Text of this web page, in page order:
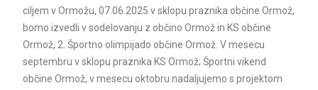
ciljem v Ormožu, 07.06.2025 v sklopu praznika občine Ormož,
bomo izvedli v sodelovanju z občino Ormož in KS občine
Ormož, 2. Športno olimpijado občine Ormož. V mesecu
septembru v sklopu praznika KS Ormož; Športni vikend
občine Ormož, v mesecu oktobru nadaljujemo s projektom